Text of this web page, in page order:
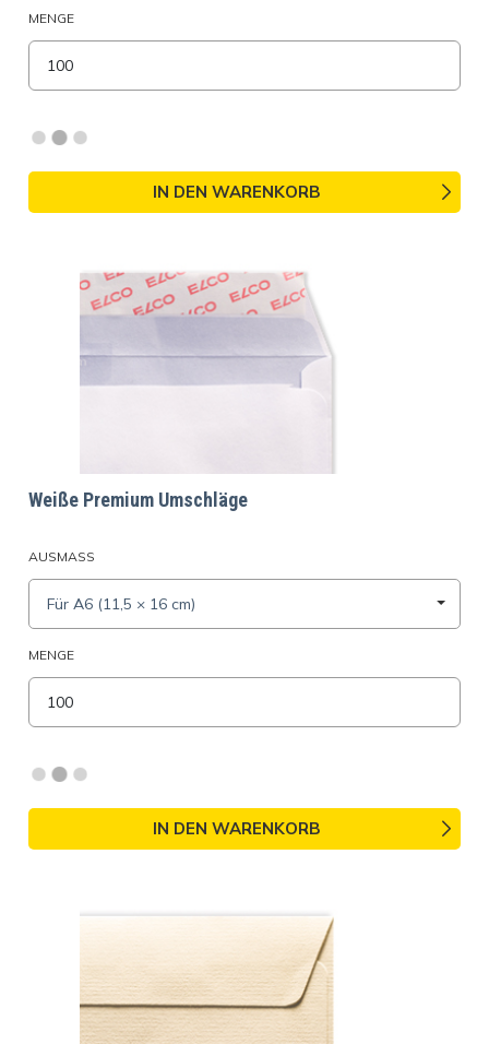
MENGE
IN DEN WARENKORB
Weiße Premium Umschläge
AUSMASS
Für A6 (11,5 × 16 cm)
MENGE
IN DEN WARENKORB